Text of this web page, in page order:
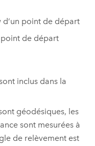
d’un point de départ
de départ
inclus dans la
géodésiques, les
sont mesurées à
de relèvement est